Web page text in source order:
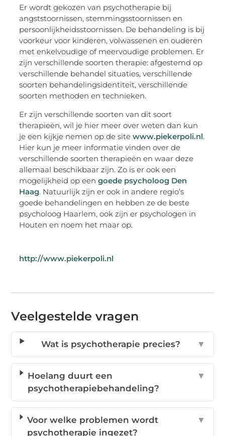
Er wordt gekozen van psychotherapie bij
angststoornissen, stemmingsstoornissen en
persoonlijkheidsstoornissen. De behandeling is bij
voorkeur voor kinderen, volwassenen en ouderen
met enkelvoudige of meervoudige problemen. Er
zijn verschillende soorten therapie: afgestemd op
verschillende behandel situaties, verschillende
soorten behandelingsidentiteit, verschillende
soorten methoden en technieken.
Er zijn verschillende soorten van dit soort
therapieën, wil je hier meer over weten dan kun
je een kijkje nemen op de sitewww.piekerpoli.nl.
Hier kun je meer informatie vinden over de
verschillende soorten therapieën en waar deze
allemaal beschikbaar zijn. Zo is er ook een
mogelijkheid op eengoede psycholoog Den
Haag. Natuurlijk zijn er ook in andere regio’s
goede behandelingen en hebben ze de beste
psycholoog Haarlem, ook zijn er psychologen in
Houten en noem het maar op.
http://www.piekerpoli.nl
Veelgestelde vragen
Wat is psychotherapie precies? ▼
Hoelang duurt een
psychotherapiebehandeling?
▼
Voor welke problemen wordt
psychotherapie ingezet?
▼